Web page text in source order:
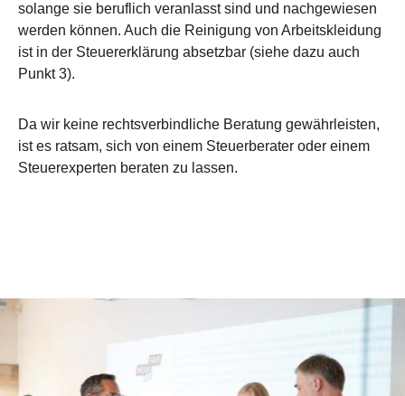
solange sie beruflich veranlasst sind und nachgewiesen
werden können. Auch die Reinigung von Arbeitskleidung
ist in der Steuererklärung absetzbar (siehe dazu auch
Punkt 3).
Da wir keine rechtsverbindliche Beratung gewährleisten,
ist es ratsam, sich von einem Steuerberater oder einem
Steuerexperten beraten zu lassen.